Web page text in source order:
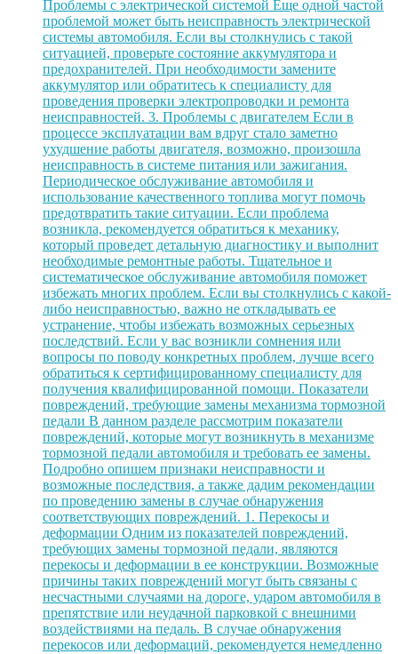
Проблемы с электрической системой Еще одной частой
проблемой может быть неисправность электрической
системы автомобиля. Если вы столкнулись с такой
ситуацией, проверьте состояние аккумулятора и
предохранителей. При необходимости замените
аккумулятор или обратитесь к специалисту для
проведения проверки электропроводки и ремонта
неисправностей. 3. Проблемы с двигателем Если в
процессе эксплуатации вам вдруг стало заметно
ухудшение работы двигателя, возможно, произошла
неисправность в системе питания или зажигания.
Периодическое обслуживание автомобиля и
использование качественного топлива могут помочь
предотвратить такие ситуации. Если проблема
возникла, рекомендуется обратиться к механику,
который проведет детальную диагностику и выполнит
необходимые ремонтные работы. Тщательное и
систематическое обслуживание автомобиля поможет
избежать многих проблем. Если вы столкнулись с какой-
либо неисправностью, важно не откладывать ее
устранение, чтобы избежать возможных серьезных
последствий. Если у вас возникли сомнения или
вопросы по поводу конкретных проблем, лучше всего
обратиться к сертифицированному специалисту для
получения квалифицированной помощи. Показатели
повреждений, требующие замены механизма тормозной
педали В данном разделе рассмотрим показатели
повреждений, которые могут возникнуть в механизме
тормозной педали автомобиля и требовать ее замены.
Подробно опишем признаки неисправности и
возможные последствия, а также дадим рекомендации
по проведению замены в случае обнаружения
соответствующих повреждений. 1. Перекосы и
деформации Одним из показателей повреждений,
требующих замены тормозной педали, являются
перекосы и деформации в ее конструкции. Возможные
причины таких повреждений могут быть связаны с
несчастными случаями на дороге, ударом автомобиля в
препятствие или неудачной парковкой с внешними
воздействиями на педаль. В случае обнаружения
перекосов или деформаций, рекомендуется немедленно